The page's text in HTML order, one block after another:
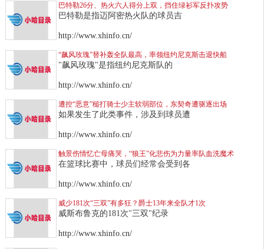
巴特勒26分、热火六人得分上双，挡住绿衫军反扑攻势
巴特勒是指迈阿密热火队的球员吉
http://www.xhinfo.cn/
“飙风玫瑰”替补轰全队最高，率领纽约尼克斯击退快船
"飙风玫瑰"是指纽约尼克斯队的
http://www.xhinfo.cn/
遭控“恶意”槌打骑士少主软弱部位，东契奇遭驱逐出场
如果发生了此类事件，涉及到球员遭
http://www.xhinfo.cn/
触景伤情忆亡母痛哭，“狼王”化悲伤为力量率队血洗魔术
在篮球比赛中，球员们经常会受到各
http://www.xhinfo.cn/
威少181次“三双”有多狂？爵士13年来全队才1次
威斯布鲁克的181次"三双"纪录
http://www.xhinfo.cn/